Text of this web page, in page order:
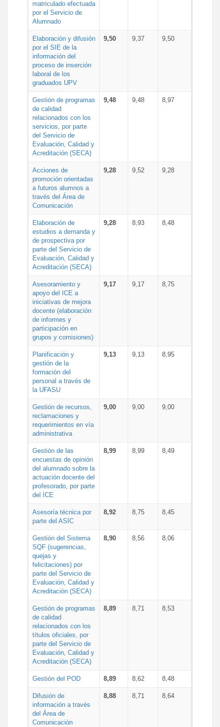
matriculado efectuada
por el Servicio de
Alumnado
Elaboración y difusión
por el SIE de la
información del
proceso de inserción
laboral de los
graduados UPV
9,50 9,37 9,50
Gestión de programas
de calidad
relacionados con los
servicios, por parte
del Servicio de
Evaluación, Calidad y
Acreditación (SECA)
9,48 9,48 8,97
Acciones de
promoción orientadas
a futuros alumnos a
través del Área de
Comunicación
9,28 9,52 9,28
Elaboración de
estudios a demanda y
de prospectiva por
parte del Servicio de
Evaluación, Calidad y
Acreditación (SECA)
9,28 8,93 8,48
Asesoramiento y
apoyo del ICE a
iniciativas de mejora
docente (elaboración
de informes y
participación en
grupos y comisiones)
9,17 9,17 8,75
Planificación y
gestión de la
formación del
personal a través de
la UFASU
9,13 9,13 8,95
Gestión de recursos,
reclamaciones y
requerimientos en vía
administrativa
9,00 9,00 9,00
Gestión de las
encuestas de opinión
del alumnado sobre la
actuación docente del
profesorado, por parte
del ICE
8,99 8,99 8,49
Asesoría técnica por
parte del ASIC
8,92 8,75 8,45
Gestión del Sistema
SQF (sugerencias,
quejas y
felicitaciones) por
parte del Servicio de
Evaluación, Calidad y
Acreditación (SECA)
8,90 8,56 8,06
Gestión de programas
de calidad
relacionados con los
títulos oficiales, por
parte del Servicio de
Evaluación, Calidad y
Acreditación (SECA)
8,89 8,71 8,53
Gestión del POD 8,89 8,62 8,48
Difusión de
información a través
del Área de
Comunicación
8,88 8,71 8,64